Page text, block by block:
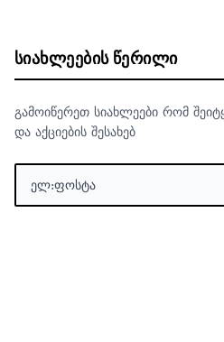
ᲡᲘᲐᲮᲚᲔᲔᲑᲘᲡ ᲬᲔᲠᲘᲚᲘ
გამოიწერეთ სიახლეები რომ
და აქციების შესახებ